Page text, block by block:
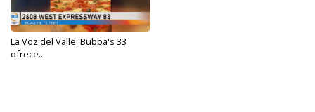
La Voz del Valle: Bubba's 33
ofrece...